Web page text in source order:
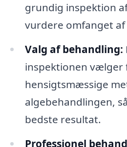
grundig inspektion
vurdere omfanget
Valg af behandling:
inspektionen vælger
hensigtsmæssige
algebehandlingen,
bedste resultat.
Professionel